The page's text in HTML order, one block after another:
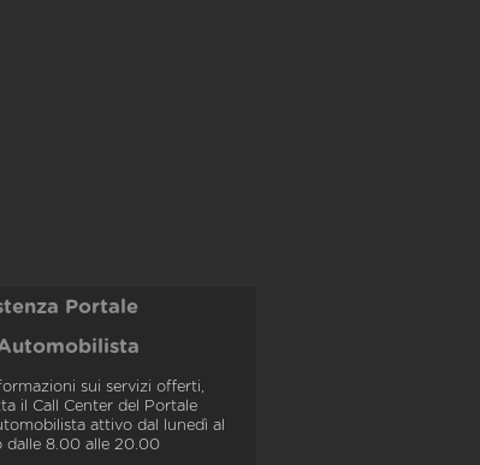
Portale
sui servizi offerti,
il Call Center del Portale
attivo dal lunedì al
dalle 8.00 alle 20.00